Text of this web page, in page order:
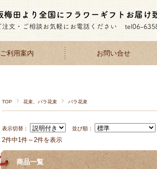
ご利用案内 お問い合せ
TOP 花束、バラ花束 バラ花束
表示切替： 並び順：
2件中1件～2件を表示
商品一覧